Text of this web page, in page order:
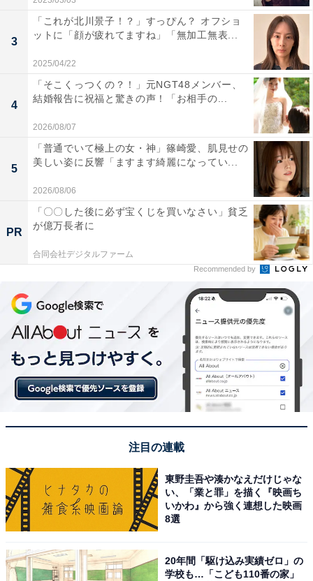
3
「これが北川景子！？」すっぴん？ オフショ
ットに「顔が疲れてますね」「無加工無表...
2025/04/22
4
「そこくっつくの？！」元NGT48メンバー、
結婚報告に祝福と驚きの声！「お相手の...
2026/08/07
5
「普通でいて極上の女・神」篠崎愛、肌見せの
美しい姿に反響「ますます綺麗になってい...
2026/08/06
PR
「〇〇した後に必ず宝くじを買いなさい」貧乏
が億万長者に
合同会社デジタルファーム
Recommended by
注目の連載
東野圭吾や湊かなえだけじゃな
い、「業と罪」を描く『映画ち
いかわ』から強く連想した映画
8選
20年間「駆け込み実績ゼロ」の
学校も…「こども110番の家」